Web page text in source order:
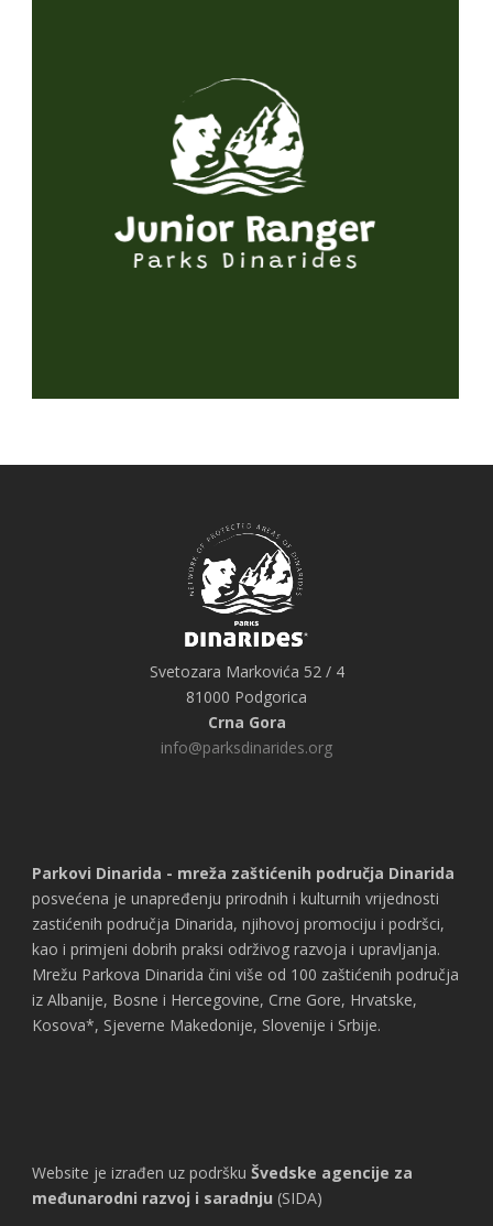
Svetozara Markovića 52 / 4
81000 Podgorica
Crna Gora
info@parksdinarides.org
Parkovi Dinarida - mreža zaštićenih područja Dinarida
posvećena je unapređenju prirodnih i kulturnih vrijednosti
zastićenih područja Dinarida, njihovoj promociju i podršci,
kao i primjeni dobrih praksi održivog razvoja i upravljanja.
Mrežu Parkova Dinarida čini više od 100 zaštićenih područja
iz Albanije, Bosne i Hercegovine, Crne Gore, Hrvatske,
Kosova*, Sjeverne Makedonije, Slovenije i Srbije.
Website je izrađen uz podršku Švedske agencije za
međunarodni razvoj i saradnju (SIDA)